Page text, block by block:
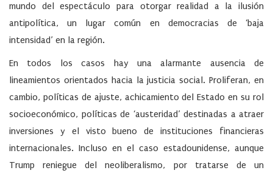
mundo del espectáculo para otorgar realidad a la ilusión
antipolítica, un lugar común en democracias de ‘baja
intensidad’ en la región.
En todos los casos hay una alarmante ausencia de
lineamientos orientados hacia la justicia social. Proliferan, en
cambio, políticas de ajuste, achicamiento del Estado en su rol
socioeconómico, políticas de ‘austeridad’ destinadas a atraer
inversiones y el visto bueno de instituciones financieras
internacionales. Incluso en el caso estadounidense, aunque
Trump reniegue del neoliberalismo, por tratarse de un